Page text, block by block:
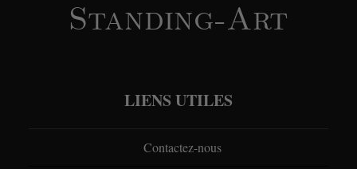
Standing-Art
LIENS UTILES
Contactez-nous